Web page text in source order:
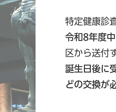
特定健康診
令和8年度
区から送付
誕生日後に
どの交換が